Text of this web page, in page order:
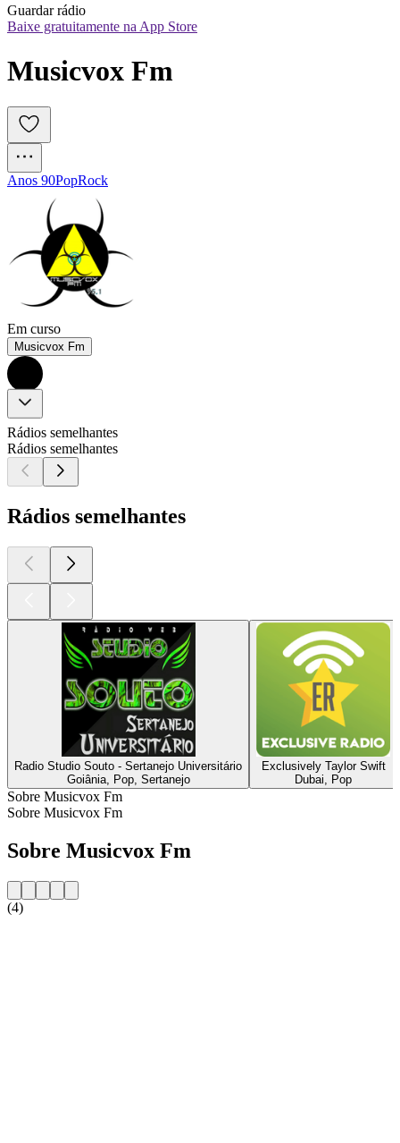
Guardar rádio
Baixe gratuitamente na App Store
Musicvox Fm
Anos 90PopRock
Em curso
Musicvox Fm
Rádios semelhantes
Rádios semelhantes
Rádios semelhantes
Radio Studio Souto - Sertanejo Universitário
Goiânia, Pop, Sertanejo
Exclusively Taylor Swift
Dubai, Pop
Sobre Musicvox Fm
Sobre Musicvox Fm
Sobre Musicvox Fm
(4)